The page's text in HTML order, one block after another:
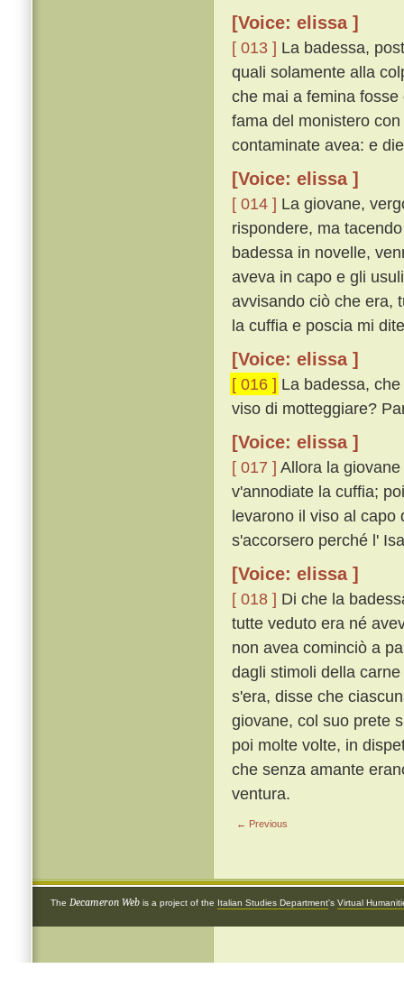
[Voice: elissa ]
[ 013 ] La badessa,
quali solamente alla
che mai a femina
fama del monistero
contaminate avea: e
[Voice: elissa ]
[ 014 ] La giovane,
rispondere, ma
badessa in novelle,
aveva in capo e gli
avvisando ciò che era,
la cuffia e poscia mi
[Voice: elissa ]
[ 016 ] La badessa,
viso di motteggiare?
[Voice: elissa ]
[ 017 ] Allora la
v'annodiate la cuffia;
levarono il viso al capo
s'accorsero perché l'
[Voice: elissa ]
[ 018 ] Di che la
tutte veduto era né
non avea cominciò a
dagli stimoli della
s'era, disse che
giovane, col suo prete
poi molte volte, in
che senza amante
ventura.
← Previous
The Decameron Web is a project of the Italian Studies Department's Virtual